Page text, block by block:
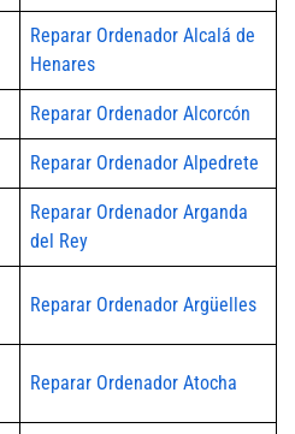
Reparar Ordenador Alcalá de
Henares
Reparar Ordenador Alcorcón
Reparar Ordenador Alpedrete
Reparar Ordenador Arganda
del Rey
Reparar Ordenador Argüelles
Reparar Ordenador Atocha